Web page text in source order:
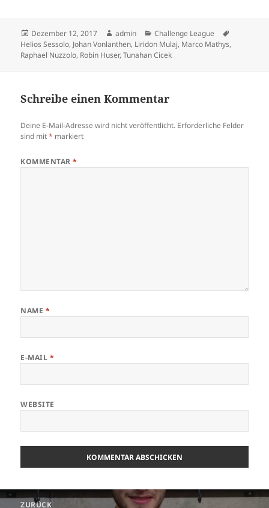
Veröffentlicht
am
Dezember 12, 2017 Autor
admin Kategorien
Challenge League
Helios Sessolo, Johan Vonlanthen, Liridon Mulaj, Marco Mathys,
Raphael Nuzzolo, Robin Huser,Tunahan Cicek
Schreibe einen Kommentar
Deine E-Mail-Adresse wird nicht veröffentlicht. Erforderliche Felder
sind mit* markiert
KOMMENTAR*
NAME *
E-MAIL *
WEBSITE
Beitrags-
ZURÜCK